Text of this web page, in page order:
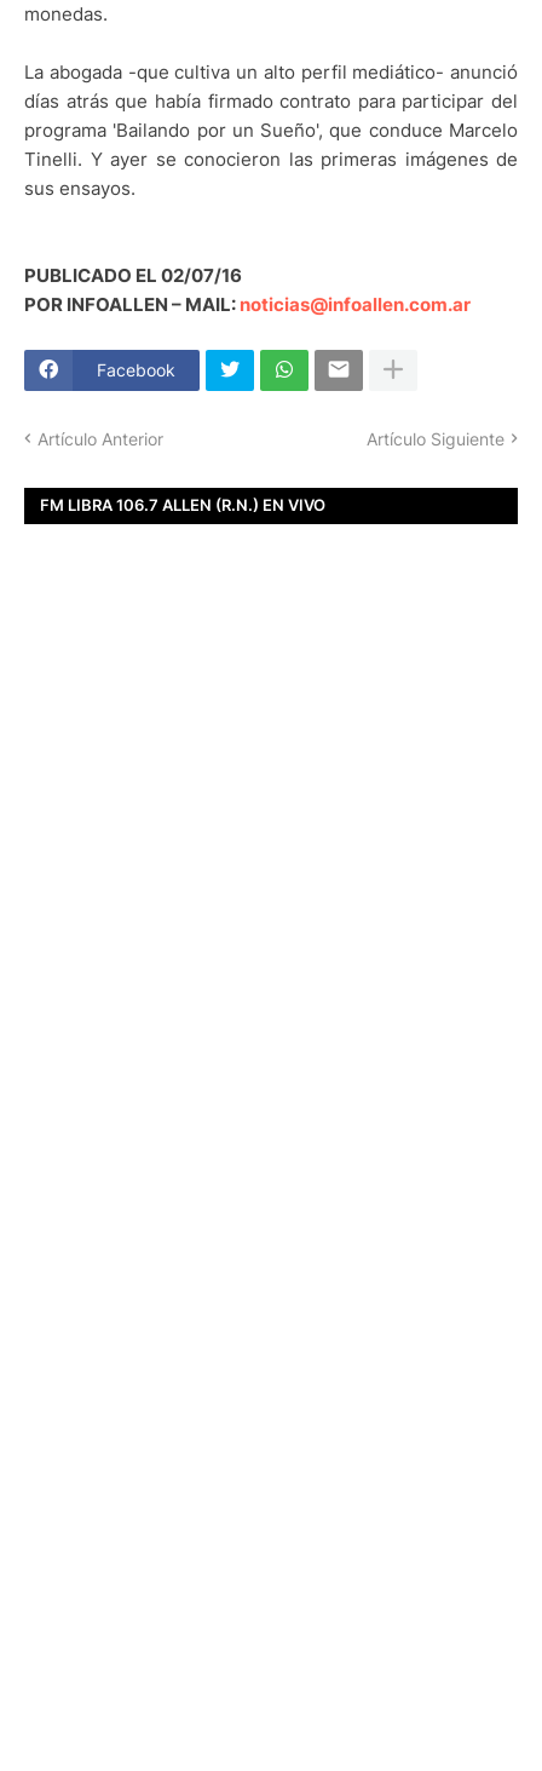
monedas.
La abogada -que cultiva un alto perfil mediático- anunció
días atrás que había firmado contrato para participar del
programa 'Bailando por un Sueño', que conduce Marcelo
Tinelli. Y ayer se conocieron las primeras imágenes de
sus ensayos.
PUBLICADO EL 02/07/16
POR INFOALLEN – MAIL: noticias@infoallen.com.ar
Facebook
Artículo Anterior Artículo Siguiente
FM LIBRA 106.7 ALLEN (R.N.) EN VIVO